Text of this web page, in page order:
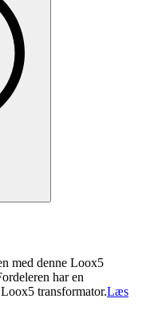
med denne Loox5
har en
transformator.Læs